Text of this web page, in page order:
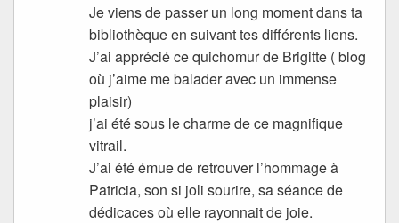
Je viens de passer un long moment dans ta
bibliothèque en suivant tes différents liens.
J’ai apprécié ce quichomur de Brigitte ( blog
où j’aime me balader avec un immense
plaisir)
j’ai été sous le charme de ce magnifique
vitrail.
J’ai été émue de retrouver l’hommage à
Patricia, son si joli sourire, sa séance de
dédicaces où elle rayonnait de joie.